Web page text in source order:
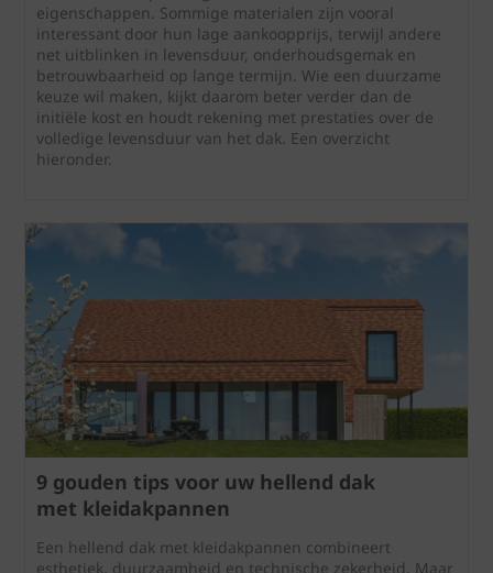
eigenschappen. Sommige materialen zijn vooral
interessant door hun lage aankoopprijs, terwijl andere
net uitblinken in levensduur, onderhoudsgemak en
betrouwbaarheid op lange termijn. Wie een duurzame
keuze wil maken, kijkt daarom beter verder dan de
initiële kost en houdt rekening met prestaties over de
volledige levensduur van het dak. Een overzicht
hieronder.
9 gouden tips voor uw hellend dak
met kleidakpannen
Een hellend dak met kleidakpannen combineert
esthetiek, duurzaamheid en technische zekerheid. Maar